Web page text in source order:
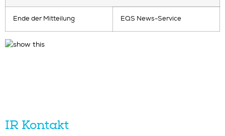
Ende der Mitteilung EQS News-Service
IR Kontakt